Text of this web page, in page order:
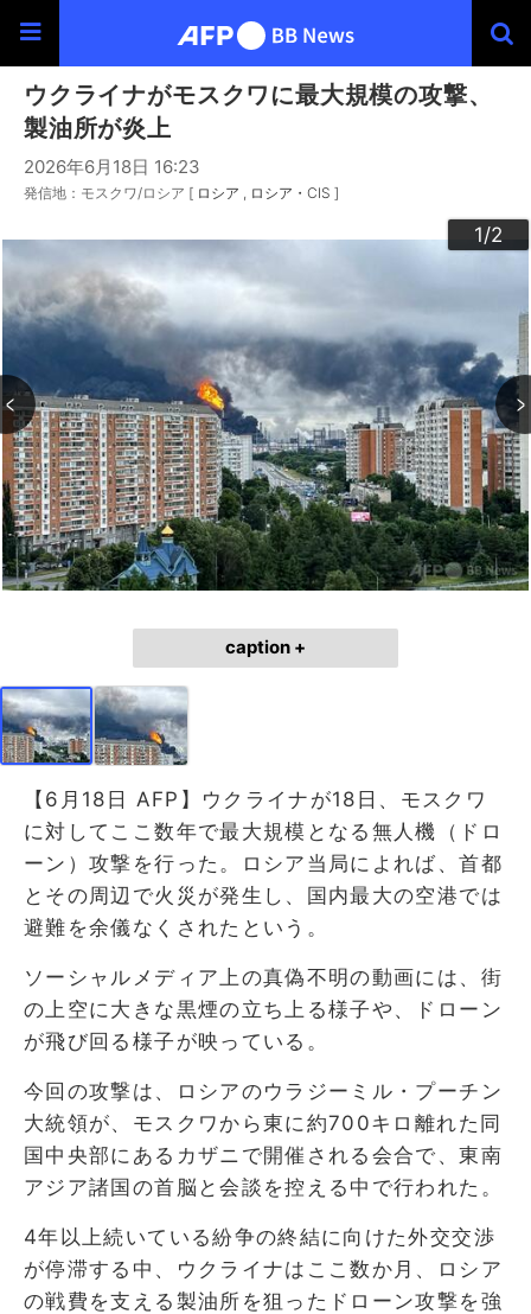
ウクライナがモスクワに最大規模の攻撃、
製油所が炎上
2026年6月18日 16:23
発信地：モスクワ/ロシア [ ロシア ロシア・CIS ]
1/2
2/2
caption +
【6月18日 AFP】ウクライナが18日、モスクワ
に対してここ数年で最大規模となる無人機（ドロ
ーン）攻撃を行った。ロシア当局によれば、首都
とその周辺で火災が発生し、国内最大の空港では
避難を余儀なくされたという。
ソーシャルメディア上の真偽不明の動画には、街
の上空に大きな黒煙の立ち上る様子や、ドローン
が飛び回る様子が映っている。
今回の攻撃は、ロシアのウラジーミル・プーチン
大統領が、モスクワから東に約700キロ離れた同
国中央部にあるカザニで開催される会合で、東南
アジア諸国の首脳と会談を控える中で行われた。
4年以上続いている紛争の終結に向けた外交交渉
が停滞する中、ウクライナはここ数か月、ロシア
の戦費を支える製油所を狙ったドローン攻撃を強